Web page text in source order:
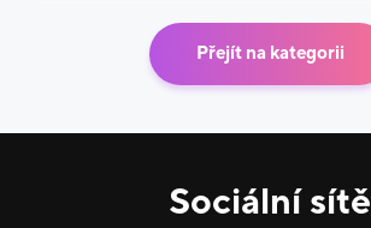
Přejít na kategorii
Sociální sítě